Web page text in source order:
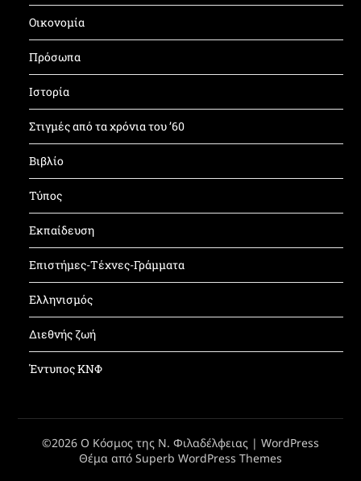
Οικονομία
Πρόσωπα
Ιστορία
Στιγμές από τα χρόνια του ’60
Βιβλίο
Τύπος
Εκπαίδευση
Επιστήμες-Τέχνες-Γράμματα
Ελληνισμός
Διεθνής ζωή
Έντυπος ΚΝΦ
©2026 Ο Κόσμος της Ν. Φιλαδέλφειας | WordPress
Θέμα από Superb WordPress Themes